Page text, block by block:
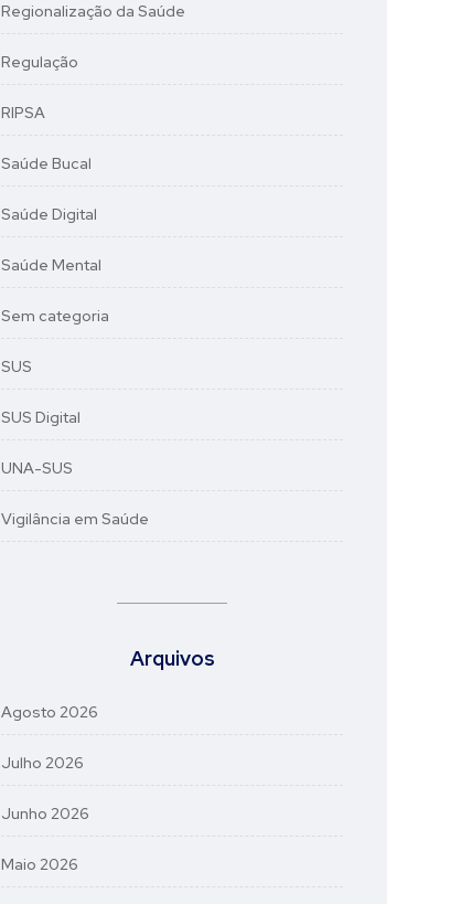
Regionalização da Saúde
Regulação
RIPSA
Saúde Bucal
Saúde Digital
Saúde Mental
Sem categoria
SUS
SUS Digital
UNA-SUS
Vigilância em Saúde
Arquivos
Agosto 2026
Julho 2026
Junho 2026
Maio 2026